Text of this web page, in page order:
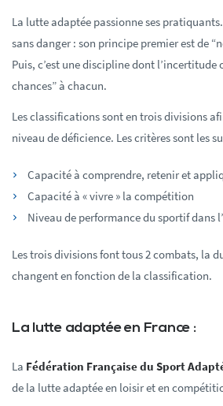
La lutte adaptée passionne ses
sans danger : son principe premier est de
Puis, c’est une discipline dont l’incertitude
chances” à chacun.
Les classifications sont en trois divisions
niveau de déficience. Les critères sont les
Capacité à comprendre, retenir et
Capacité à « vivre » la compétition
Niveau de performance du sportif dans
Les trois divisions font tous 2 combats, la
changent en fonction de la classification.
La lutte adaptée en France :
La Fédération Française du Sport
de la lutte adaptée en loisir et en